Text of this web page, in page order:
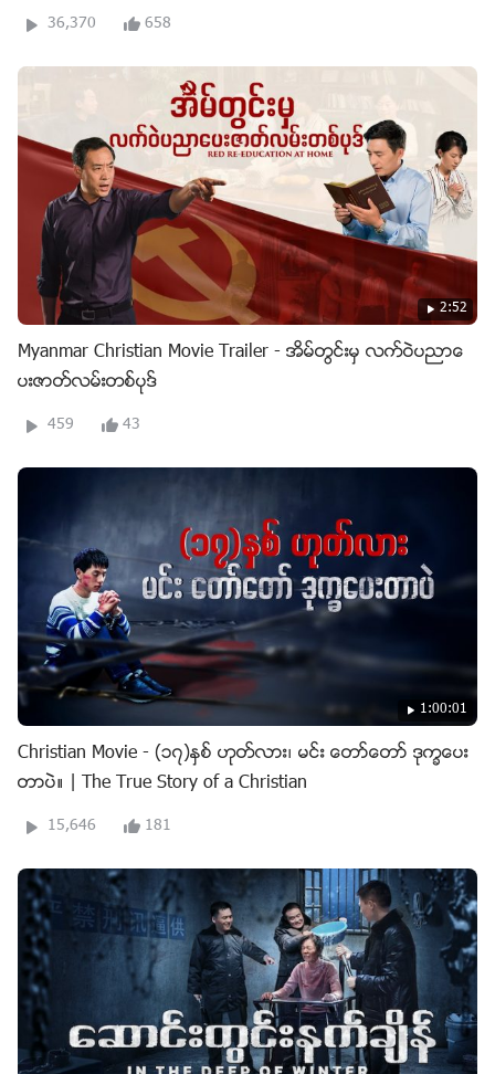
36,370 658
2:52
Myanmar Christian Movie Trailer - အိမ္တြင္းမွ လက္ဝဲပညာေ
ပးဇာတ္လမ္းတစ္ပုဒ္
459 43
1:00:01
Christian Movie - (၁၇)ႏွစ္ ဟုတ္လား၊ မင္း ေတာ္ေတာ္ ဒုကၡေပး
တာပဲ။ | The True Story of a Christian
15,646 181